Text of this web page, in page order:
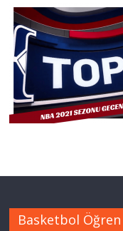
Basketbol Öğren